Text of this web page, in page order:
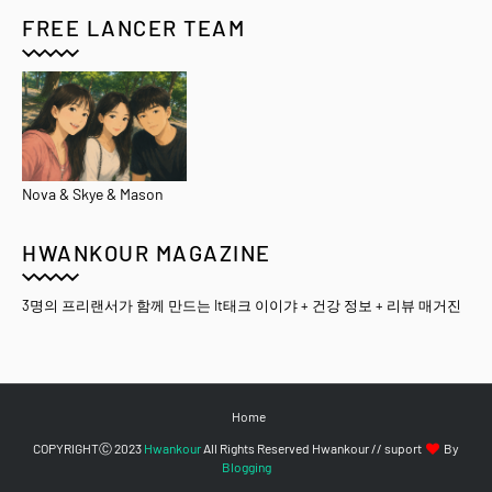
FREE LANCER TEAM
Nova & Skye & Mason
HWANKOUR MAGAZINE
3명의 프리랜서가 함께 만드는 It태크 이이갸 + 건강 정보 + 리뷰 매거진
Home
COPYRIGHTⒸ 2023 Hwankour All Rights Reserved Hwankour // suport
By
Blogging